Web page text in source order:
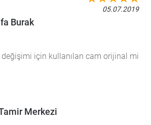
Burak
05.07.2019
için kullanılan cam orijinal mi
Merkezi